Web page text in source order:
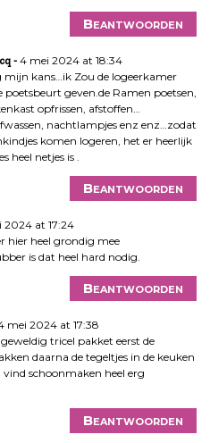
Beantwoorden
4 mei 2024 at 18:34
mijn kans…ik Zou de logeerkamer
poetsbeurt geven.de Ramen poetsen,
opfrissen, afstoffen…
nachtlampjes enz enz…zodat
komen logeren, het er heerlijk
heel netjes is .
Beantwoorden
2024 at 17:24
hier heel grondig mee
is dat heel hard nodig.
Beantwoorden
mei 2024 at 17:38
tricel pakket eerst de
daarna de tegeltjes in de keuken
schoonmaken heel erg
Beantwoorden